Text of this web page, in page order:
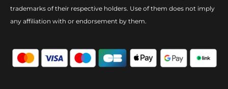
trademarks of their respective holders. Use of them does not imply
any affiliation with or endorsement by them.